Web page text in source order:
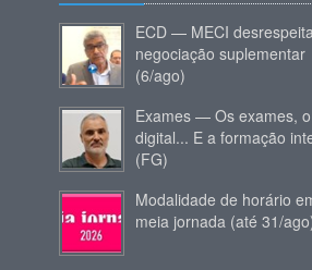
ECD — MECI
negociação suplementar
(6/ago)
Exames — Os exames, o
digital... E a formação
(FG)
Modalidade de horário
meia jornada (até 31/